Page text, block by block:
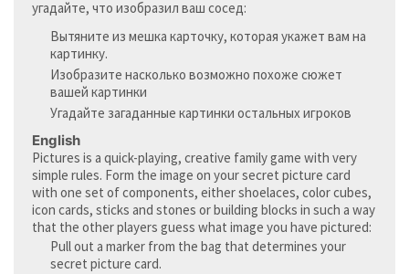
угадайте, что изобразил ваш сосед:
Вытяните из мешка карточку, которая укажет вам на
картинку.
Изобразите насколько возможно похоже сюжет
вашей картинки
Угадайте загаданные картинки остальных игроков
English
Pictures is a quick-playing, creative family game with very
simple rules. Form the image on your secret picture card
with one set of components, either shoelaces, color cubes,
icon cards, sticks and stones or building blocks in such a way
that the other players guess what image you have pictured:
Pull out a marker from the bag that determines your
secret picture card.